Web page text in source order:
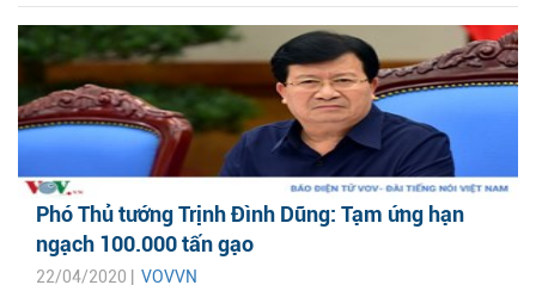
Phó Thủ tướng Trịnh Đình Dũng: Tạm ứng hạn
ngạch 100.000 tấn gạo
22/04/2020 | VOVVN